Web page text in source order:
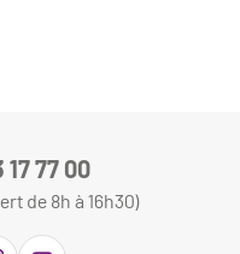
77 00
de 8h à 16h30)